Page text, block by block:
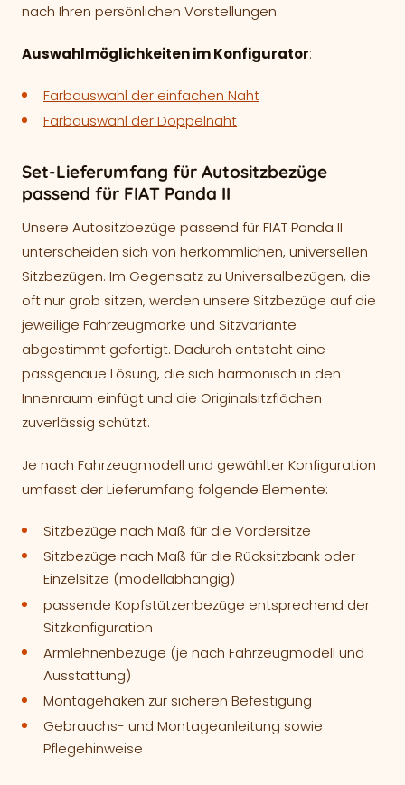
nach Ihren persönlichen Vorstellungen.
Auswahlmöglichkeiten im Konfigurator:
Farbauswahl der einfachen Naht
Farbauswahl der Doppelnaht
Set-Lieferumfang für Autositzbezüge
passend für FIAT Panda II
Unsere Autositzbezüge passend für FIAT Panda II
unterscheiden sich von herkömmlichen, universellen
Sitzbezügen. Im Gegensatz zu Universalbezügen, die
oft nur grob sitzen, werden unsere Sitzbezüge auf die
jeweilige Fahrzeugmarke und Sitzvariante
abgestimmt gefertigt. Dadurch entsteht eine
passgenaue Lösung, die sich harmonisch in den
Innenraum einfügt und die Originalsitzflächen
zuverlässig schützt.
Je nach Fahrzeugmodell und gewählter Konfiguration
umfasst der Lieferumfang folgende Elemente:
Sitzbezüge nach Maß für die Vordersitze
Sitzbezüge nach Maß für die Rücksitzbank oder
Einzelsitze (modellabhängig)
passende Kopfstützenbezüge entsprechend der
Sitzkonfiguration
Armlehnenbezüge (je nach Fahrzeugmodell und
Ausstattung)
Montagehaken zur sicheren Befestigung
Gebrauchs- und Montageanleitung sowie
Pflegehinweise